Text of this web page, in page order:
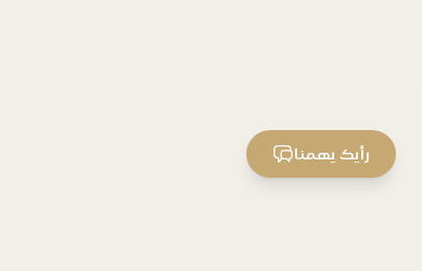
رأيك يهمنا